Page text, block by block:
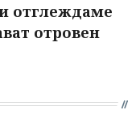
отглеждаме
отровен